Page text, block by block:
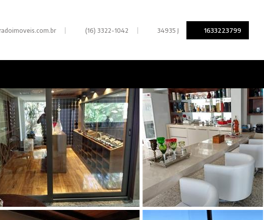
| (16) 3322-1042 | 34935 J 1633223799